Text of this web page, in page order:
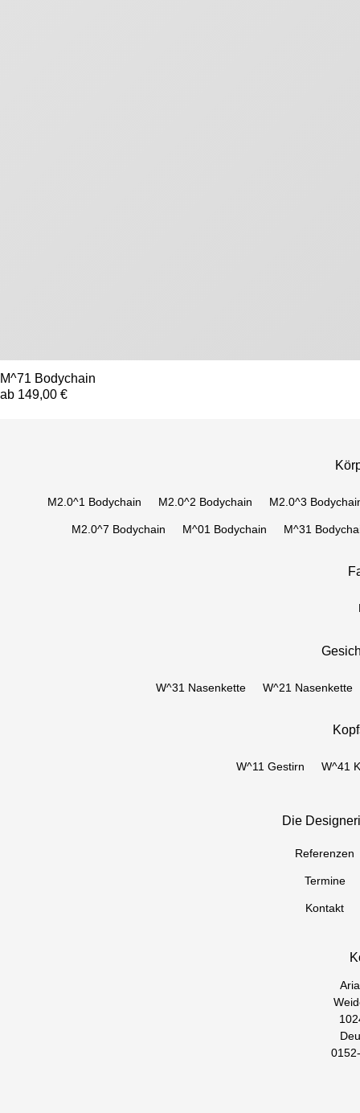
M^71 Bodychain
ab 149,00 €
M2.0^1 Bodychain M2.0^2 Bodychain M2.0^3
M2.0^7 Bodychain M^01 Bodychain M^31
W^31 Nasenkette W^21 Nasenkette
W^11 Gestirn W^41
Die
Referenzen
Termine
Kontakt